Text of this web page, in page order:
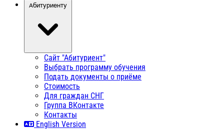
Абитуриенту
Сайт "Абитуриент"
Выбрать программу обучения
Подать документы о приёме
Стоимость
Для граждан СНГ
Группа ВКонтакте
Контакты
English Version